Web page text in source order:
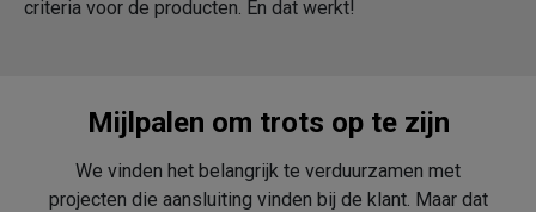
criteria voor de producten. En dat werkt!
Mijlpalen om trots op te zijn
We vinden het belangrijk te verduurzamen met
projecten die aansluiting vinden bij de klant. Maar dat